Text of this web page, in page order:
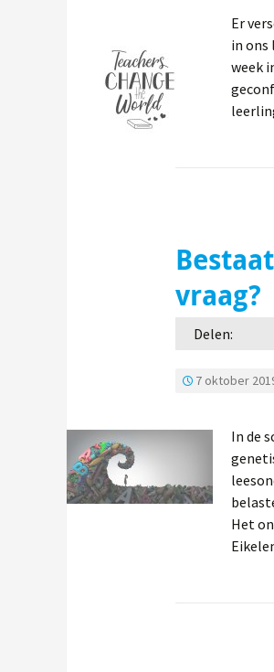
Er
in ons
week
vraag?
Delen:
7 oktober
In de
Het